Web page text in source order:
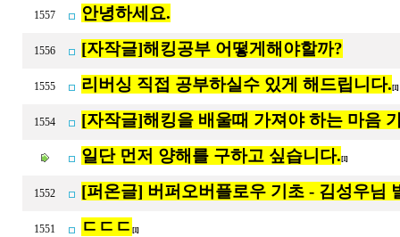
1557 안녕하세요.
1556 [자작글]해킹공부 어떻게해야할까?
1555 리버싱 직접 공부하실수 있게 해드립니다.
1554
[자작글]해킹을 배울때 가져야 하는 마음
일단 먼저 양해를 구하고 싶습니다. [1]
1552 [퍼온글] 버퍼오버플로우 기초 - 김성우님
1551 ㄷㄷㄷ [1]